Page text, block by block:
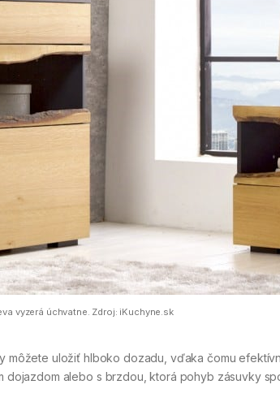
vyzerá úchvatne. Zdroj: iKuchyne.sk
môžete uložiť hlboko dozadu, vďaka čomu
alebo s brzdou, ktorá pohyb zásuvky